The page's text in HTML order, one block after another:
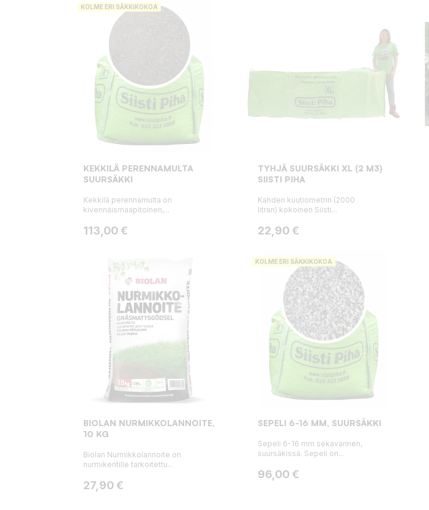
KOLME ERI SÄKKIKOKOA
KEKKILÄ PERENNAMULTA
SUURSÄKKI
Kekkilä perennamulta on
kivennäismaapitoinen,...
Hinta
113,00 €
TYHJÄ SUURSÄKKI XL (2 M3)
SIISTI PIHA
Kahden kuutiometrin (2000
litran) kokoinen Siisti...
Hinta
22,90 €
BIOLAN NURMIKKOLANNOITE,
10 KG
Biolan Nurmikkolannoite on
nurmikentille tarkoitettu...
Hinta
27,90 €
KOLME ERI SÄKKIKOKOA
SEPELI 6-16 MM, SUURSÄKKI
Sepeli 6-16 mm sekavärinen,
suursäkissä. Sepeli on...
Hinta
96,00 €